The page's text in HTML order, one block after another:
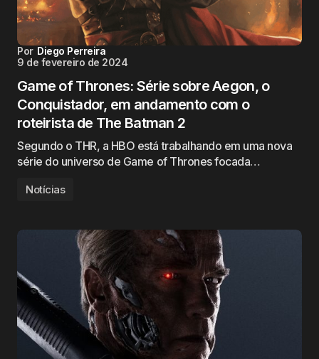
Por Diego Perreira
9 de fevereiro de 2024
Game of Thrones: Série sobre Aegon, o
Conquistador, em andamento com o
roteirista de The Batman 2
Segundo o THR, a HBO está trabalhando em uma nova
série do universo de Game of Thrones focada…
Notícias